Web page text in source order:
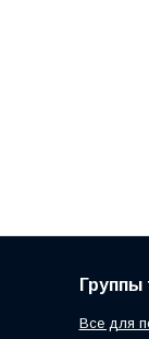
Группы
Все для